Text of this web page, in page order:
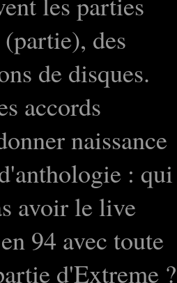
des
de disques.
accords
naissance
: qui
avoir le live
94 avec toute
d'Extreme ?